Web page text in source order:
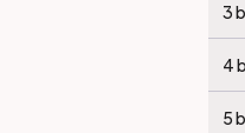
3
4
5